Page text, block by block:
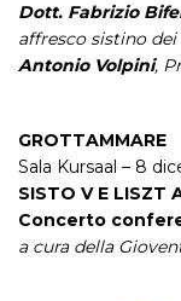
Dott. Fabrizio
affresco sistino
Antonio Volpini,
GROTTAMMARE
Sala Kursaal – 8
SISTO V E LISZT
Concerto
a cura della